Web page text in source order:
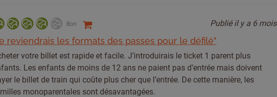
Bon Publiéil y a 6 mois
reviendrais les formats des passes pour le défilé"
votre billet est rapide et facile. J’introduirais le ticket 1 parent plus
Les enfants de moins de 12 ans ne paient pas d’entrée mais doivent
le billet de train qui coûte plus cher que l’entrée. De cette manière, les
monoparentales sont désavantagées.